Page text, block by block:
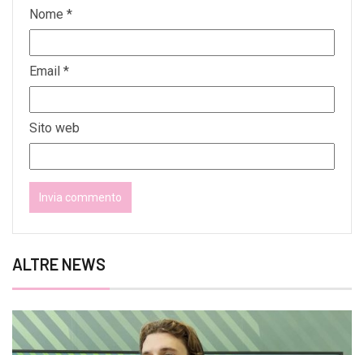
Nome *
Email *
Sito web
ALTRE NEWS